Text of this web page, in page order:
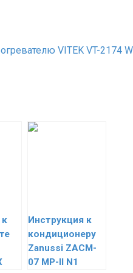
VITEK VT-2174 W
к
Инструкция к
кондиционеру
Zanussi ZACM-
07 MP-II N1